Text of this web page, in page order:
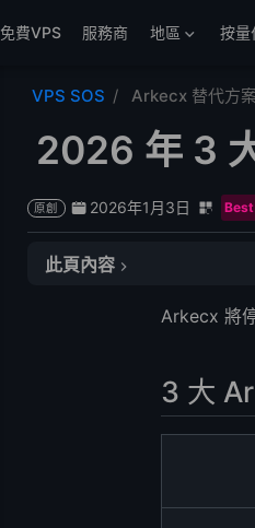
免費VPS 服務商 地區 按量
VPS SOS Arkecx 替代方案
2026 年 3
原創 2026年1月3日
此頁內容
3. DigitalOcean：$10.89/月
Arkecx 將
3 大